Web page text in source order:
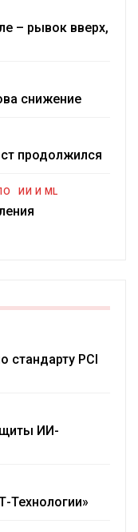
– рывок вверх,
снижение
продолжился
ИИ И ML
стандарту PCI
ИИ-
Технологии»